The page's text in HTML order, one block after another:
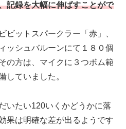
記録を大幅に伸ばすことがで
ビットスパークラー「赤」、
ッシュバルーンにて１８０個
の方は、マイクに３つボム範
していました。
いたい120いくかどうかに落
果は明確な差が出るようです